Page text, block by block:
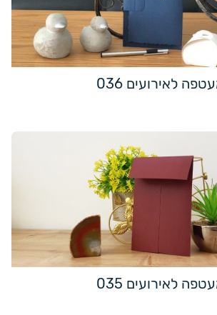
לאירועים 036
לאירועים 035